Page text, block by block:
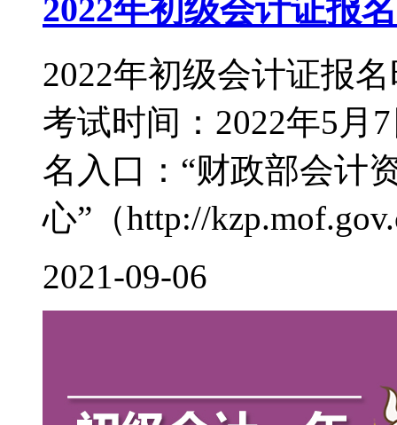
2022年初级会计证报
2022年初级会计证报
考试时间：2022年5月
名入口：“财政部会计
心”（http://
2021-09-06